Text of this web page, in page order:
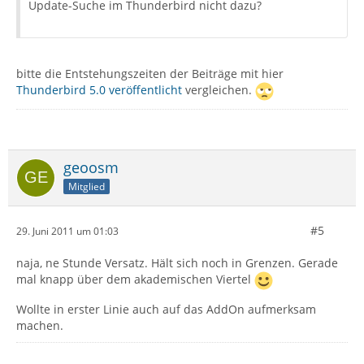
Update-Suche im Thunderbird nicht dazu?
bitte die Entstehungszeiten der Beiträge mit hier
Thunderbird 5.0 veröffentlicht vergleichen.
geoosm
Mitglied
29. Juni 2011 um 01:03 #5
naja, ne Stunde Versatz. Hält sich noch in Grenzen. Gerade
mal knapp über dem akademischen Viertel
Wollte in erster Linie auch auf das AddOn aufmerksam
machen.